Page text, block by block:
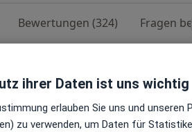
Bewertungen (324) Fragen
ihrer Daten ist uns wichtig
erlauben Sie uns und unseren
zu verwenden, um Daten für